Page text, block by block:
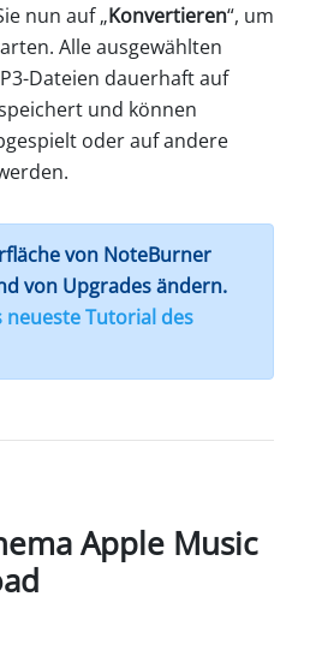
nun auf „Konvertieren“, um
Alle ausgewählten
Dateien dauerhaft auf
und können
oder auf andere
von NoteBurner
von Upgrades ändern.
neueste Tutorial des
Apple Music